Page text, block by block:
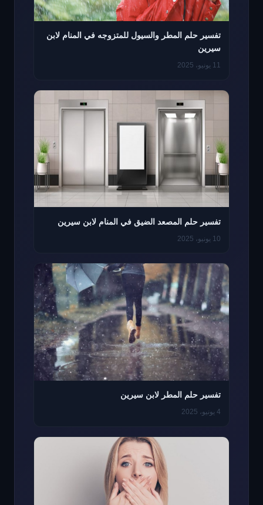
تفسير حلم المطر والسيول للمتزوجه في المنام لابن
سيرين
11 يونيو، 2025
تفسير حلم المصعد الضيق في المنام لابن سيرين
10 يونيو، 2025
تفسير حلم المطر لابن سيرين
4 يونيو، 2025